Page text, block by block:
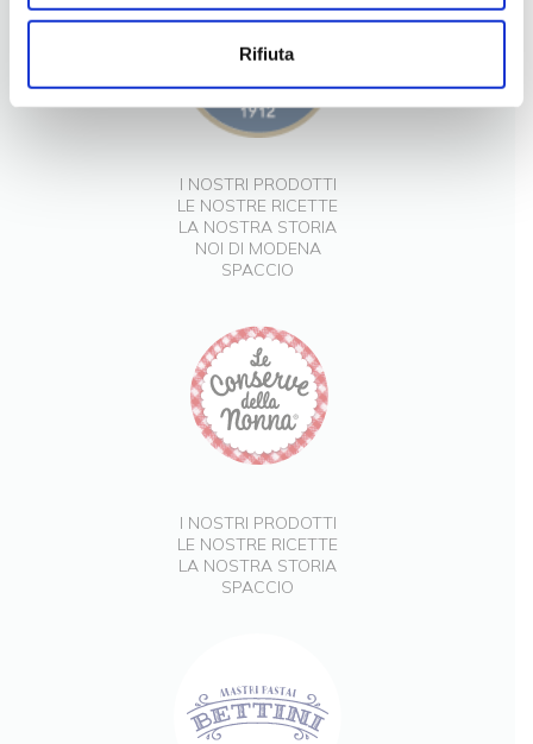
Rifiuta
I NOSTRI PRODOTTI
LE NOSTRE RICETTE
LA NOSTRA STORIA
NOI DI MODENA
SPACCIO
I NOSTRI PRODOTTI
LE NOSTRE RICETTE
LA NOSTRA STORIA
SPACCIO